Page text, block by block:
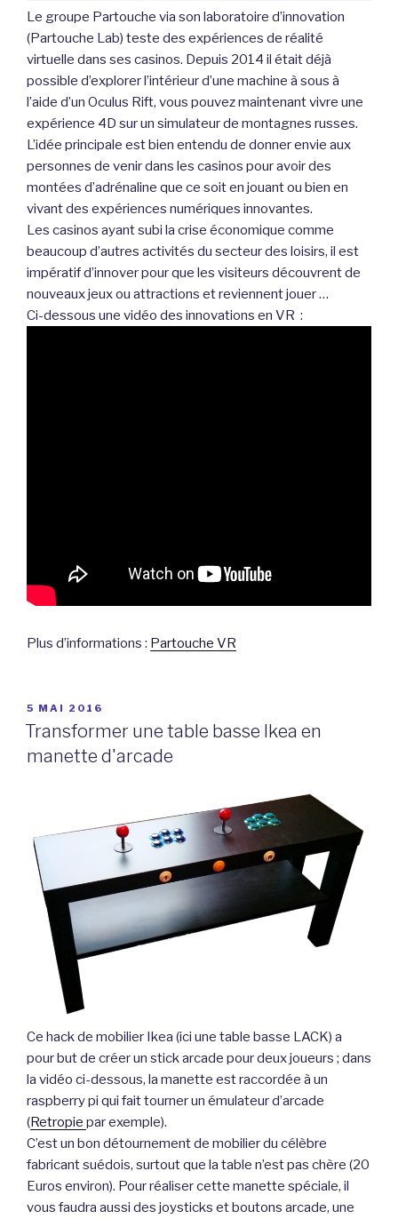
Le groupe Partouche via son laboratoire d’innovation
(Partouche Lab) teste des expériences de réalité
virtuelle dans ses casinos. Depuis 2014 il était déjà
possible d’explorer l’intérieur d’une machine à sous à
l’aide d’un Oculus Rift, vous pouvez maintenant vivre une
expérience 4D sur un simulateur de montagnes russes.
L’idée principale est bien entendu de donner envie aux
personnes de venir dans les casinos pour avoir des
montées d’adrénaline que ce soit en jouant ou bien en
vivant des expériences numériques innovantes.
Les casinos ayant subi la crise économique comme
beaucoup d’autres activités du secteur des loisirs, il est
impératif d’innover pour que les visiteurs découvrent de
nouveaux jeux ou attractions et reviennent jouer …
Ci-dessous une vidéo des innovations en VR :
Plus d’informations : Partouche VR
PUBLIÉ
LE
5 MAI 2016
Transformer une table basse Ikea en
manette d'arcade
Ce hack de mobilier Ikea (ici une table basse LACK) a
pour but de créer un stick arcade pour deux joueurs ; dans
la vidéo ci-dessous, la manette est raccordée à un
raspberry pi qui fait tourner un émulateur d’arcade
(Retropie par exemple).
C’est un bon détournement de mobilier du célèbre
fabricant suédois, surtout que la table n’est pas chère (20
Euros environ). Pour réaliser cette manette spéciale, il
vous faudra aussi des joysticks et boutons arcade, une